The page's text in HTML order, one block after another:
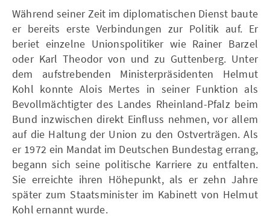
Während seiner Zeit im diplomatischen Dienst baute
er bereits erste Verbindungen zur Politik auf. Er
beriet einzelne Unionspolitiker wie Rainer Barzel
oder Karl Theodor von und zu Guttenberg. Unter
dem aufstrebenden Ministerpräsidenten Helmut
Kohl konnte Alois Mertes in seiner Funktion als
Bevollmächtigter des Landes Rheinland-Pfalz beim
Bund inzwischen direkt Einfluss nehmen, vor allem
auf die Haltung der Union zu den Ostverträgen. Als
er 1972 ein Mandat im Deutschen Bundestag errang,
begann sich seine politische Karriere zu entfalten.
Sie erreichte ihren Höhepunkt, als er zehn Jahre
später zum Staatsminister im Kabinett von Helmut
Kohl ernannt wurde.